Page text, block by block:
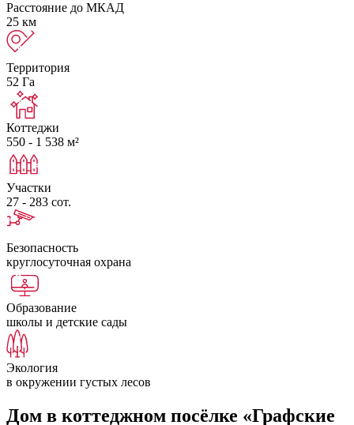
Расстояние до МКАД
25 км
Территория
52 Га
Коттеджи
550 - 1 538 м²
Участки
27 - 283 сот.
Безопасность
круглосуточная охрана
Образование
школы и детские сады
Экология
в окружении густых лесов
Дом в коттеджном посёлке «Графские